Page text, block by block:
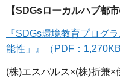
【SDGsローカルハブ都市
『SDGs環境教育プログ
能性」』（PDF：1,270KB
(株)エスパルス×(株)折兼